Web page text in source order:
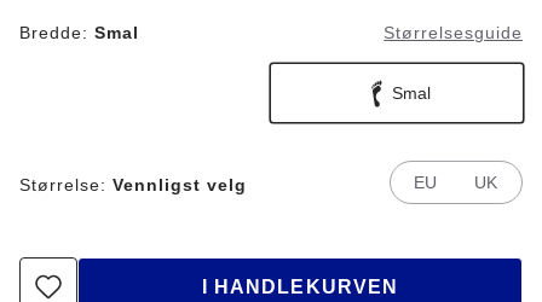
Bredde: Smal Størrelsesguide
Smal
Størrelse: Vennligst velg EU UK
I HANDLEKURVEN